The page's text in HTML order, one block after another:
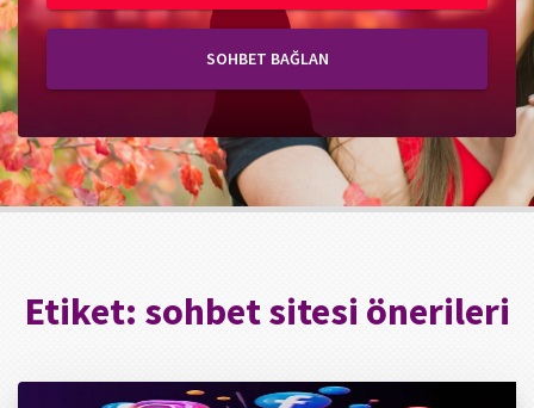
SOHBET BAĞLAN
Etiket: sohbet sitesi önerileri